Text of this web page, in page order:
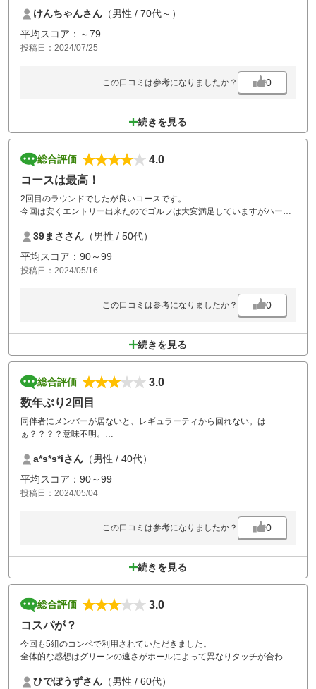
けんちゃんさん （男性 / 70代～）
平均スコア：～79
投稿日：2024/07/25
この口コミは参考になりましたか？ 0
続きを見る
総合評価
4.0
コースは最高！
2回目のラウンドでしたが良いコースです。
今回は安くエントリー出来たのでゴルフは大変満足していますがハーフ
2ホールのショートで前組がまだプレー中でした。これって如何なもの
でしょうか？
39まささん （男性 / 50代）
平均スコア：90～99
投稿日：2024/05/16
この口コミは参考になりましたか？ 0
続きを見る
総合評価
3.0
数年ぶり2回目
同伴者にメンバーが居ないと、レギュラーティから回れない。は
ぁ？？？？意味不明。
詰め込みすぎ。
あとゴルフ場に着くまでの直前の道が狭すぎて、対向車来たらどうしよ
うもないくらい狭い。
リピートとは厳しいかな。
それもに案内しとくべき。
a*s*s*iさん （男性 / 40代）
平均スコア：90～99
投稿日：2024/05/04
この口コミは参考になりましたか？ 0
続きを見る
総合評価
3.0
コスパが？
今回も5組のコンペで利用されていただきました。
全体的な感想はグリーンの速さがホールによって異なりタッチが合わせ
食事の追加料金ももう少し下げて下さい。
ひでぼうずさん （男性 / 60代）